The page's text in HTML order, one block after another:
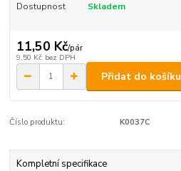
Dostupnost Skladem
11,50 Kč/pár
9,50 Kč bez DPH
Přidat do košíku
Číslo produktu: K0037C
Kompletní specifikace